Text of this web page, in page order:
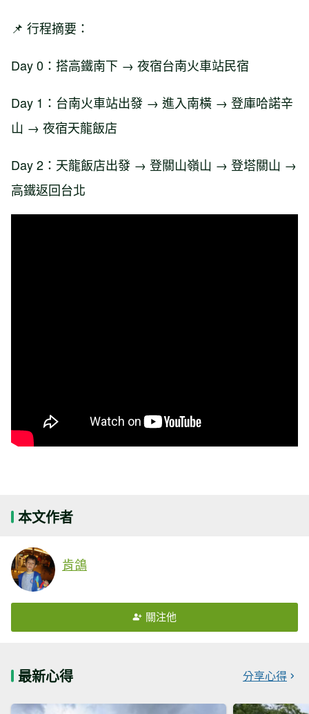
📌 行程摘要：
Day 0：搭高鐵南下 → 夜宿台南火車站民宿
Day 1：台南火車站出發 → 進入南橫 → 登庫哈諾辛
山 → 夜宿天龍飯店
Day 2：天龍飯店出發 → 登關山嶺山 → 登塔關山 →
高鐵返回台北
本文作者
肯鴿
關注他
最新心得 分享心得